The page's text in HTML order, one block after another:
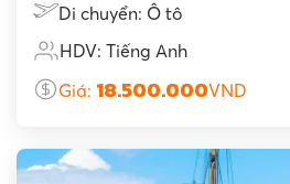
Di chuyển: Ô tô
HDV: Tiếng Anh
Giá: 18.500.000VND